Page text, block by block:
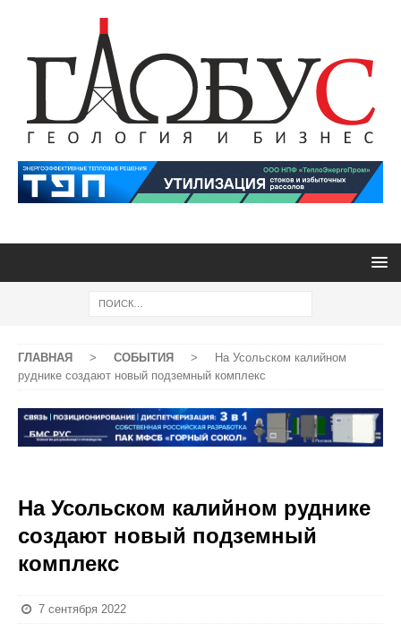
ГЛАВНАЯ > СОБЫТИЯ >
На Усольском калийном
руднике создают новый подземный комплекс
На Усольском калийном руднике
создают новый подземный
комплекс
7 сентября 2022